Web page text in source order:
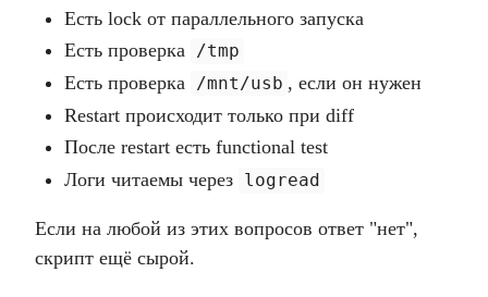
Есть lock от параллельного запуска
Есть проверка /tmp
Есть проверка /mnt/usb , если он нужен
Restart происходит только при diff
После restart есть functional test
Логи читаемы через logread
Если на любой из этих вопросов ответ "нет",
скрипт ещё сырой.